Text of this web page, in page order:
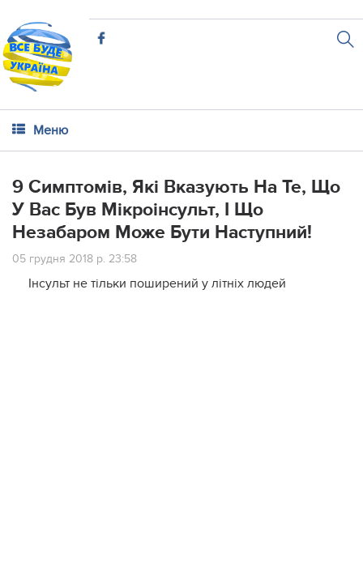
Меню
9 Симптомів, Які Вказують На Те, Що
У Вас Був Мікроінсульт, І Що
Незабаром Може Бути Наступний!
05 грудня 2018 р. 23:58
Інсульт не тільки поширений у літніх людей